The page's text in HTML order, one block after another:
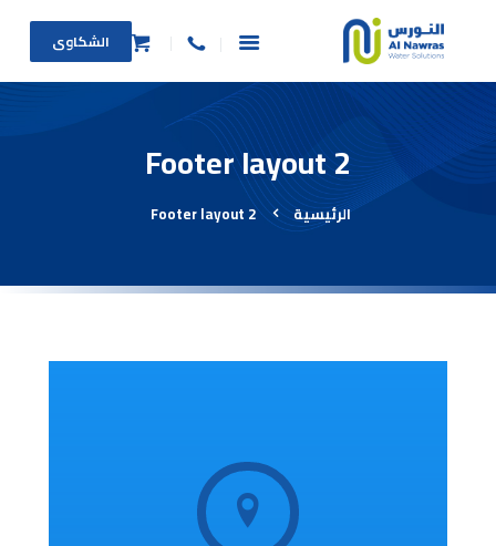
الشكاوى
Footer layout 2
الرئيسية Footer layout 2
الرئيسية
من نحن
طلب خدمة
الأسئلة الشائعة